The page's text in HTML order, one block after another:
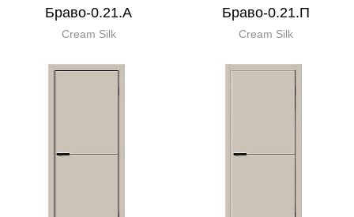
Браво-0.21.А
Cream Silk
Браво-0.21.П
Cream Silk